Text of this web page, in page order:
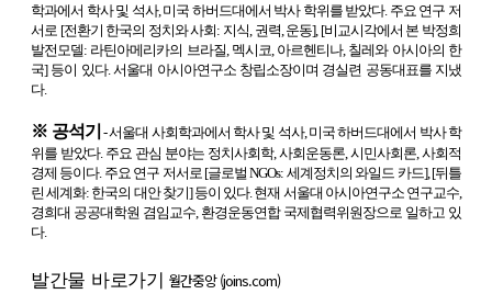
학과에서 학사 및 석사, 미국 하버드대에서 박사 학위를 받았다. 주요 연구 저
서로 [전환기 한국의 정치와 사회: 지식, 권력, 운동], [비교시각에서 본 박정희
발전모델: 라틴아메리카의 브라질, 멕시코, 아르헨티나, 칠레와 아시아의 한
국] 등이 있다. 서울대 아시아연구소 창립소장이며 경실련 공동대표를 지냈
다.
※ 공석기 - 서울대 사회학과에서 학사 및 석사, 미국 하버드대에서 박사 학
위를 받았다. 주요 관심 분야는 정치사회학, 사회운동론, 시민사회론, 사회적
경제 등이다. 주요 연구 저서로 [글로벌 NGOs: 세계정치의 와일드 카드], [뒤틀
린 세계화: 한국의 대안 찾기] 등이 있다. 현재 서울대 아시아연구소 연구교수,
경희대 공공대학원 겸임교수, 환경운동연합 국제협력위원장으로 일하고 있
다.
발간물 바로가기 월간중앙 (joins.com)